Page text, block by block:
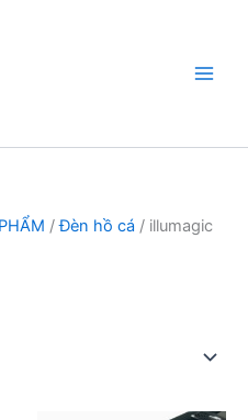
/Đèn hồ cá / illumagic